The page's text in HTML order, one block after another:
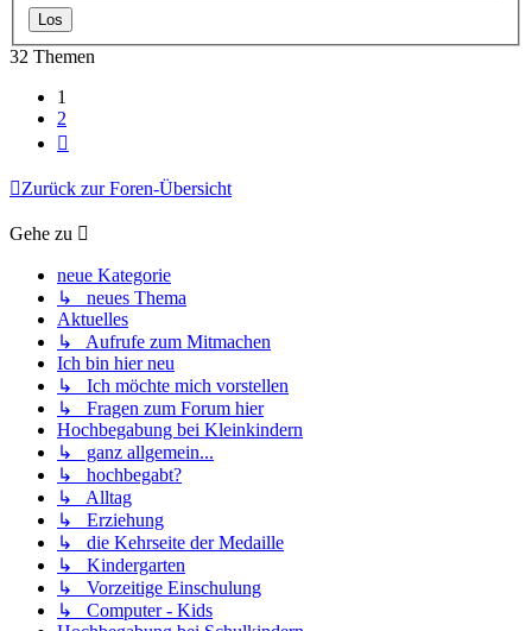
32 Themen
1
2
Zurück zur Foren-Übersicht
Gehe zu
neue Kategorie
↳ neues Thema
Aktuelles
↳ Aufrufe zum Mitmachen
Ich bin hier neu
↳ Ich möchte mich vorstellen
↳ Fragen zum Forum hier
Hochbegabung bei Kleinkindern
↳ ganz allgemein...
↳ hochbegabt?
↳ Alltag
↳ Erziehung
↳ die Kehrseite der Medaille
↳ Kindergarten
↳ Vorzeitige Einschulung
↳ Computer - Kids